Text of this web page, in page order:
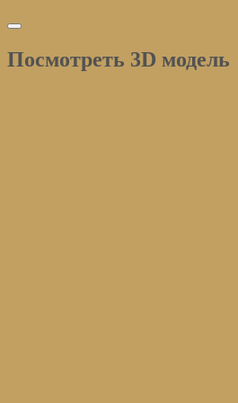
Посмотреть 3D модель